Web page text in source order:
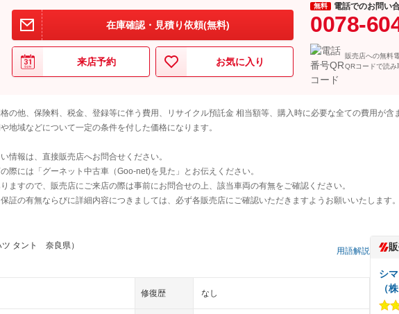
在庫確認・見積り依頼(無料)
来店予約 お気に入り
無料 電話でのお問い
0078-
販売店への無料
QRコードで読み
の他、保険料、税金、登録等に伴う費用、リサイクル預託金 相当額等、購入時に必要な全ての費用が含
地域などについて一定の条件を付した価格になります。
情報は、直接販売店へお問合せください。
際には「グーネット中古車（Goo-net)を見た」とお伝えください。
ますので、販売店にご来店の際は事前にお問合せの上、該当車両の有無をご確認ください。
証の有無ならびに詳細内容につきましては、必ず各販売店にご確認いただきますようお願いいたします。
ツ タント 奈良県）
用語解説
修復歴 なし
シ
（